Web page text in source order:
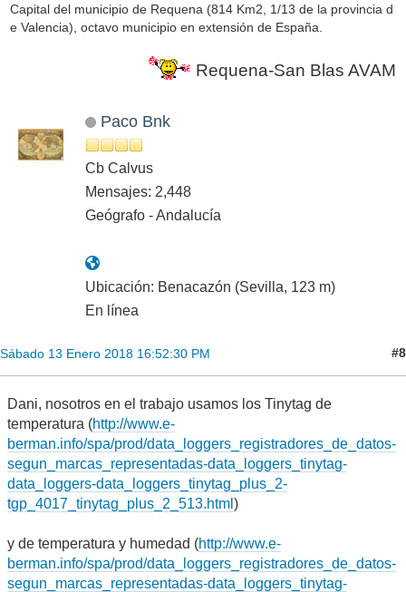
Capital del municipio de Requena (814 Km2, 1/13 de la provincia d
e Valencia), octavo municipio en extensión de España.
Requena-San Blas AVAMET
Paco Bnk
Cb Calvus
Mensajes: 2,448
Geógrafo - Andalucía
Ubicación: Benacazón (Sevilla, 123 m)
En línea
Sábado 13 Enero 2018 16:52:30 PM #8
Dani, nosotros en el trabajo usamos los Tinytag de
temperatura (http://www.e-
berman.info/spa/prod/data_loggers_registradores_de_datos-
segun_marcas_representadas-data_loggers_tinytag-
data_loggers-data_loggers_tinytag_plus_2-
tgp_4017_tinytag_plus_2_513.html )
y de temperatura y humedad (http://www.e-
berman.info/spa/prod/data_loggers_registradores_de_datos-
segun_marcas_representadas-data_loggers_tinytag-